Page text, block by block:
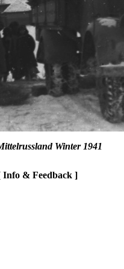
Winter 1941
Info & Feedback ]